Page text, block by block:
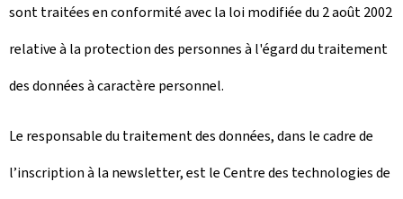
sont traitées en conformité avec la loi modifiée du 2 août 2002
relative à la protection des personnes à l'égard du traitement
des données à caractère personnel.
Le responsable du traitement des données, dans le cadre de
l’inscription à la newsletter, est le Centre des technologies de